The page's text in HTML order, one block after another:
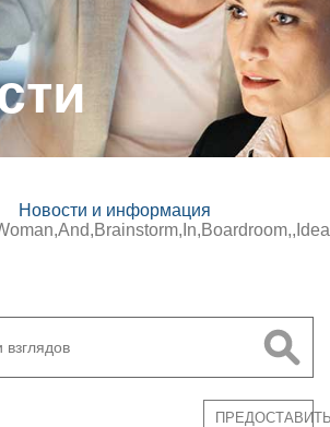
Новости и информация